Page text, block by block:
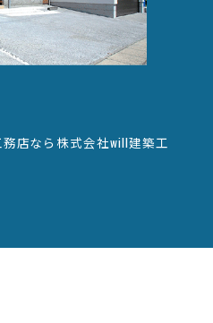
店なら株式会社will建築工